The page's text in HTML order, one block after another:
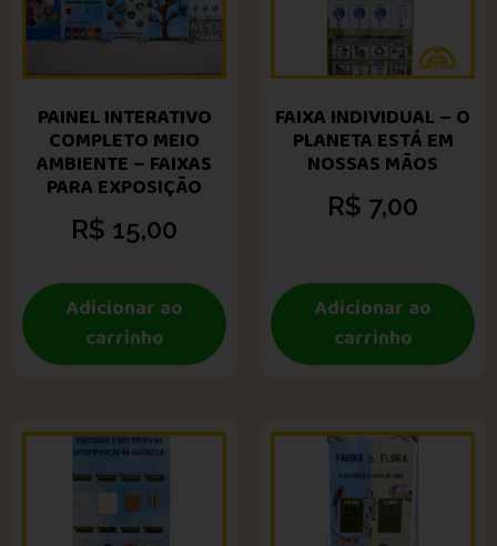
PAINEL INTERATIVO
COMPLETO MEIO
AMBIENTE – FAIXAS
PARA EXPOSIÇÃO
R$ 15,00
Adicionar ao
carrinho
FAIXA INDIVIDUAL – O
PLANETA ESTÁ EM
NOSSAS MÃOS
R$ 7,00
Adicionar ao
carrinho